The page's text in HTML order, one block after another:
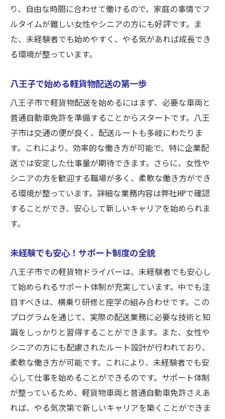
研修制度で自信を持ってスタート
女性が安心して働けるサポート体制
高収入も可能！努力次第で広がる未来
シニアも活躍できる八王子の軽貨物ドライバー
経験を活かして新しいキャリアを
シニア向けの特別なサポート制度
健康と仕事の両立を考えた働き方
シニアドライバーが求められる理由
長く働ける安心の職場環境
軽貨物車両と普通自動車免許があれば八王子で
働ける
働き始めるための基本ステップ
車両メンテナンスのポイント
免許更新と仕事の関係
八王子での企業配送と宅配のチャンスを掴むた
めに必要なもの
企業配送と宅配の違いと特徴
需要が高まる理由とビジネスチャンス
効率的な配送ルートの組み方
顧客満足度を高めるためのポイント
り、自由な時間に合わせて働けるので、家庭の事情でフ
ルタイムが難しい女性やシニアの方にも好評です。ま
た、未経験者でも始めやすく、やる気があれば成長でき
る環境が整っています。
八王子で始める軽貨物配送の第一歩
八王子市で軽貨物配送を始めるにはまず、必要な車両と
普通自動車免許を準備することからスタートです。八王
子市は交通の便が良く、配送ルートも多岐にわたりま
す。これにより、効率的な働き方が可能で、特に企業配
送では安定した仕事量が期待できます。さらに、女性や
シニアの方を歓迎する職場が多く、柔軟な働き方ができ
る環境が整っています。詳細な業務内容は弊社HPで確認
することができ、安心して新しいキャリアを始められま
す。
未経験でも安心！サポート制度の全貌
八王子市での軽貨物ドライバーは、未経験者でも安心し
て始められるサポート体制が充実しています。中でも注
目すべきは、横乗り研修と座学の組み合わせです。この
プログラムを通じて、実際の配送業務に必要な技術と知
識をしっかりと習得することができます。また、女性や
シニアの方にも配慮されたルート設計が行われており、
柔軟な働き方が可能です。これにより、未経験者でも安
心して仕事を始めることができるのです。サポート体制
が整っているため、軽貨物車両と普通自動車免許さえあ
れば、やる気次第で新しいキャリアを築くことができま